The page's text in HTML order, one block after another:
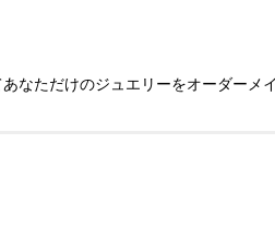
なただけのジュエリーをオーダーメ